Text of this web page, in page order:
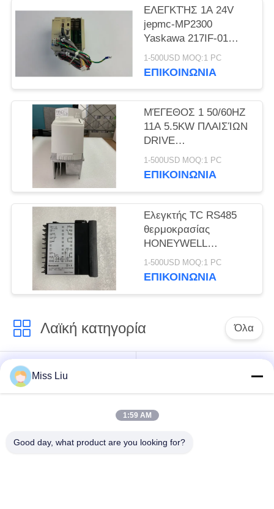
ΕΛΕΓΚΤΉΣ 1A 24V
jepmc-MP2300
Yaskawa 217IF-01
ΕΞΟΥΣΙΟΔΌΤΗΣΗ 1
ΈΤΟΥΣ ΝΈΑ
1-500USD MOQ:1 PC
ΕΠΙΚΟΙΝΩΝΊΑ
ΜΈΓΕΘΟΣ 1 50/60HZ
11A 5.5KW ΠΛΑΙΣΊΩΝ
DRIVE
ΑΝΑΣΤΡΟΦΈΩΝ
NIDEC SP1406 ΝΈΟ
1-500USD MOQ:1 PC
ΕΠΙΚΟΙΝΩΝΊΑ
Ελεγκτής TC RS485
θερμοκρασίας
HONEYWELL
dc1040cr-30210b-ε
ΝΈΟΣ
1-500USD MOQ:1 PC
ΕΠΙΚΟΙΝΩΝΊΑ
Λαϊκή κατηγορία Όλα
αυτοκινήτων
βιομηχανικής
σερβομηχανισμό
με κινητήρα
Βιομηχανικά σερβο
εναλλασσόμενου
Miss Liu
1:59 AM
Good day, what product are you looking for?